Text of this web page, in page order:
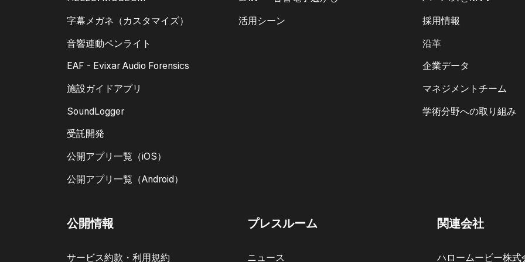
字幕メガネ（カスタマイズ）
音響連動ペンライト
EAF - Evixar Audio Forensics
施設ガイドアプリ
SoundLogger
受託開発
公開アプリ一覧（iOS）
公開アプリ一覧（Android）
活用シーン 採用情報
沿革
企業データ
マネジメントチーム
学術分野への取り組み
公開情報
サービス約款・利用規約
プレスルーム
ニュース
関連会社
ハロームービー株式